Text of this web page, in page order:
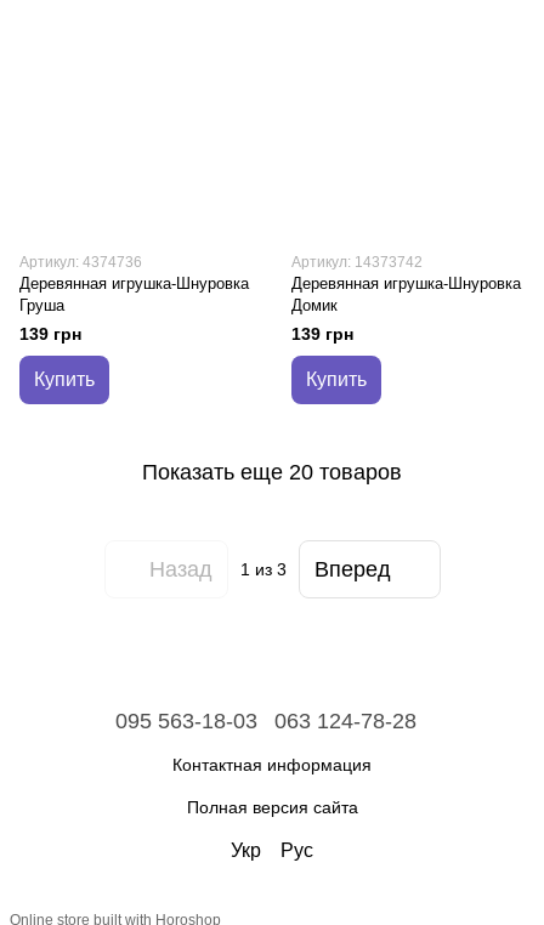
Артикул: 4374736
Деревянная игрушка-Шнуровка
Груша
139 грн
Купить
Артикул: 14373742
Деревянная игрушка-Шнуровка
Домик
139 грн
Купить
Показать еще 20 товаров
Назад 1из 3 Вперед
095 563-18-03 063 124-78-28
Контактная информация
Полная версия сайта
Укр Рус
Online store built with Horoshop